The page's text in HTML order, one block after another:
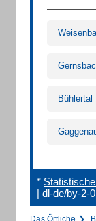
Bühlertal
*
| dl-de/by-2-0
Das Örtliche